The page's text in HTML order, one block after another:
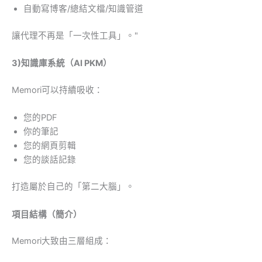
自動寫博客/總結文檔/知識管道
讓代理不再是「一次性工具」。"
3)知識庫系統（AI PKM）
Memori可以持續吸收：
您的PDF
你的筆記
您的網頁剪輯
您的談話記錄
打造屬於自己的「第二大腦」。
項目結構（簡介）
Memori大致由三層組成：